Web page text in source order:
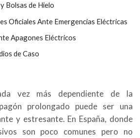
Bolsas de Hielo
Oficiales Ante Emergencias Eléctricas
Apagones Eléctricos
de Caso
vez más dependiente de la
prolongado puede ser una
y estresante. En España, donde
son poco comunes pero no